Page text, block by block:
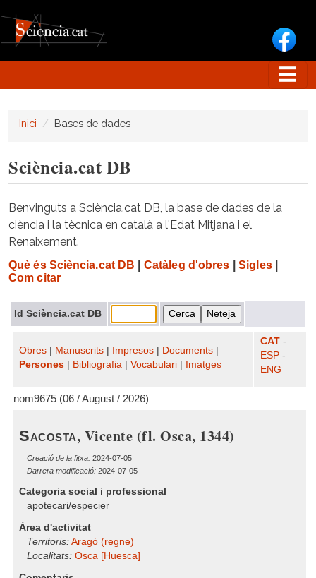
Inici Bases de dades
Sciència.cat DB
Benvinguts a Sciència.cat DB, la base de dades de la
ciència i la tècnica en català a l'Edat Mitjana i el
Renaixement.
Què és Sciència.cat DB Catàleg d'obres Sigles|
Com citar
Id Sciència.cat DB
Obres Manuscrits Impresos Documents
Persones
Bibliografia Vocabulari Imatges
CAT -
ESP -
ENG
nom9675 (06 / August / 2026)
Sacosta, Vicente (fl. Osca, 1344)
Creació de la fitxa: 2024-07-05
Darrera modificació: 2024-07-05
Categoria social i professional
apotecari/especier
Àrea d'activitat
Territoris: Aragó (regne)
Localitats: Osca [Huesca]